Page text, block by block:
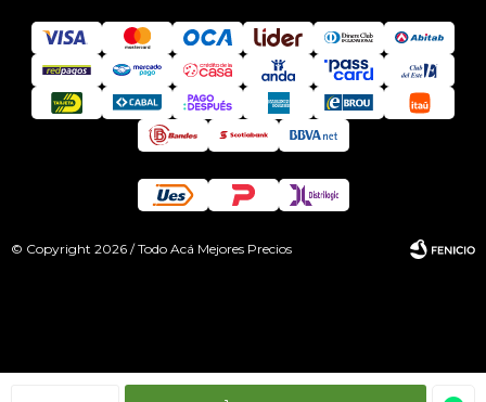
© Copyright 2026 / Todo Acá Mejores Precios
Fenicio